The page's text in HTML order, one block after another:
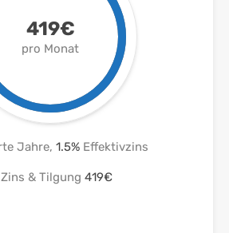
419€
pro Monat
Jahre, 1.5%Effektivzins
Zins & Tilgung 419€